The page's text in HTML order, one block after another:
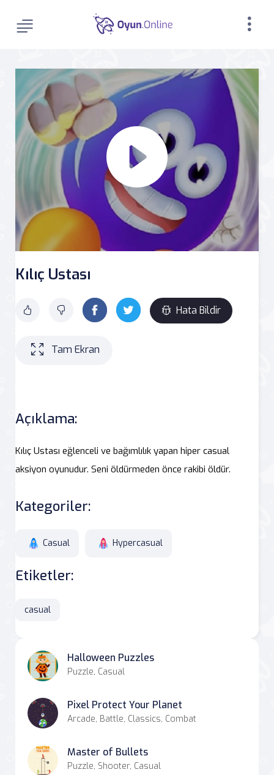
Kılıç Ustası
Hata Bildir
Tam Ekran
Açıklama:
Kılıç Ustası eğlenceli ve bağımlılık yapan hiper casual
aksiyon oyunudur. Seni öldürmeden önce rakibi öldür.
Kategoriler:
Casual Hypercasual
Etiketler:
casual
Halloween Puzzles
Puzzle, Casual
Pixel Protect Your Planet
Arcade, Battle, Classics, Combat
Master of Bullets
Puzzle, Shooter, Casual